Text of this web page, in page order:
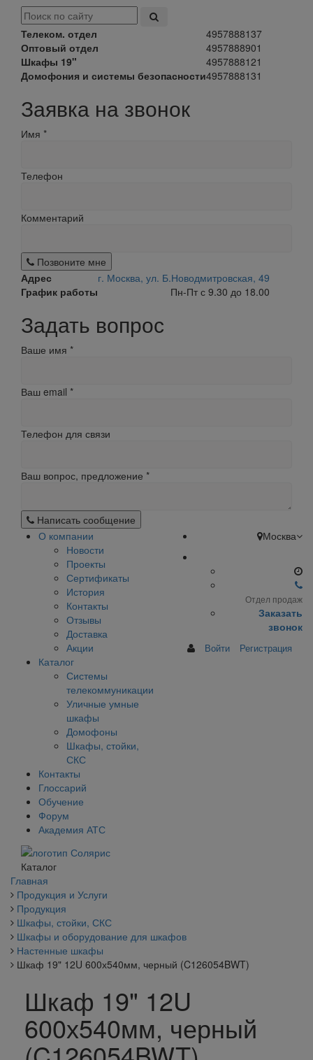
Телеком. отдел
4957888137
Оптовый отдел
4957888901
Шкафы 19"
4957888121
Домофония и системы безопасности4957888131
Заявка на звонок
Имя *
Телефон
Комментарий
Позвоните мне
Адрес
г. Москва, ул. Б.Новодмитровская, 49
График работы
Пн-Пт с 9.30 до 18.00
Задать вопрос
Ваше имя *
Ваш email *
Телефон для связи
Ваш вопрос, предложение *
Написать сообщение
О компании
Новости
Проекты
Сертификаты
История
Контакты
Отзывы
Доставка
Акции
Каталог
Системы
телекоммуникации
Уличные умные
шкафы
Домофоны
Шкафы, стойки,
СКС
Контакты
Глоссарий
Обучение
Форум
Академия АТС
Москва
Отдел продаж
Заказать
звонок
Войти Регистрация
Каталог
Главная
Продукция и Услуги
Продукция
Шкафы, стойки, СКС
Шкафы и оборудование для шкафов
Настенные шкафы
Шкаф 19" 12U 600х540мм, черный (C126054BWT)
Шкаф 19" 12U
600х540мм, черный